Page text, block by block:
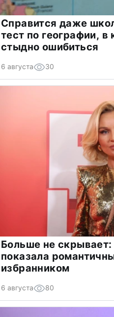
Справится даже
тест по географии, в
стыдно ошибиться
6 августа 30
Больше не скрывает:
показала
избранником
6 августа 80